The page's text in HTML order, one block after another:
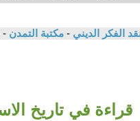
الفكر الديني - مكتبة التمدن -
قراءة في تاريخ